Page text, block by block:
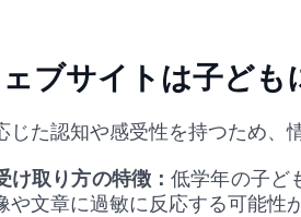
ブサイトは子ども
じた認知や感受性を持つため、
け取り方の特徴：低学年の子ど
や文章に過敏に反応する可能性